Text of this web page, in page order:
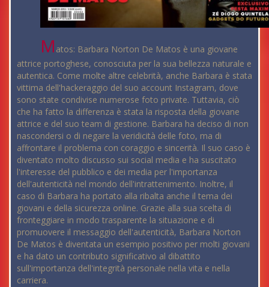
M atos: Barbara Norton De Matos è una giovane
attrice portoghese, conosciuta per la sua bellezza naturale e
autentica. Come molte altre celebrità, anche Barbara è stata
vittima dell'hackeraggio del suo account Instagram, dove
sono state condivise numerose foto private. Tuttavia, ciò
che ha fatto la differenza è stata la risposta della giovane
attrice e del suo team di gestione. Barbara ha deciso di non
nascondersi o di negare la veridicità delle foto, ma di
affrontare il problema con coraggio e sincerità. Il suo caso è
diventato molto discusso sui social media e ha suscitato
l'interesse del pubblico e dei media per l'importanza
dell'autenticità nel mondo dell'intrattenimento. Inoltre, il
caso di Barbara ha portato alla ribalta anche il tema dei
giovani e della sicurezza online. Grazie alla sua scelta di
fronteggiare in modo trasparente la situazione e di
promuovere il messaggio dell'autenticità, Barbara Norton
De Matos è diventata un esempio positivo per molti giovani
e ha dato un contributo significativo al dibattito
sull'importanza dell'integrità personale nella vita e nella
carriera.